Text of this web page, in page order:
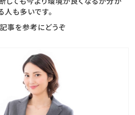
人も多いです。
事を参考にどうぞ